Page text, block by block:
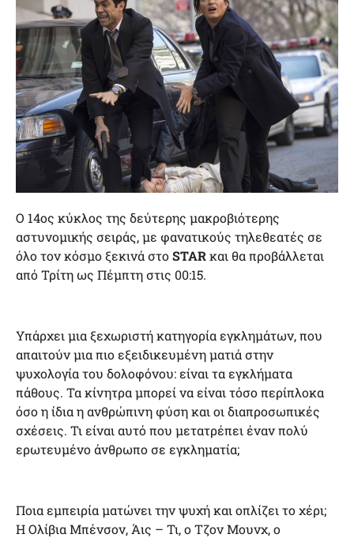
Ο 14ος κύκλος της δεύτερης μακροβιότερης
αστυνομικής σειράς, με φανατικούς τηλεθεατές σε
όλο τον κόσμο ξεκινά στοSTARκαι θα προβάλλεται
από Τρίτη ως Πέμπτη στις 00:15.
Υπάρχει μια ξεχωριστή κατηγορία εγκλημάτων, που
απαιτούν μια πιο εξειδικευμένη ματιά στην
ψυχολογία του δολοφόνου: είναι τα εγκλήματα
πάθους. Τα κίνητρα μπορεί να είναι τόσο περίπλοκα
όσο η ίδια η ανθρώπινη φύση και οι διαπροσωπικές
σχέσεις. Τι είναι αυτό που μετατρέπει έναν πολύ
ερωτευμένο άνθρωπο σε εγκληματία;
Ποια εμπειρία ματώνει την ψυχή και οπλίζει το χέρι;
Η Ολίβια Μπένσον, Άις – Τι, ο Τζον Μουνχ, ο